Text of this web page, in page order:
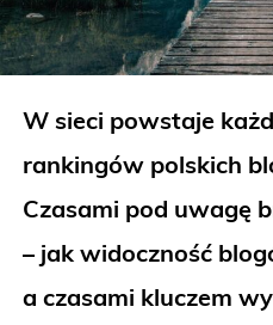
W sieci powstaje
rankingów polskich
Czasami pod uwagę
– jak widoczność
a czasami kluczem